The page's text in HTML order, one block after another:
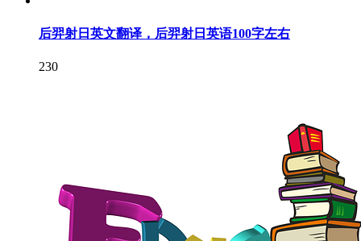
后羿射日英文翻译，后羿射日英语100字左右
230